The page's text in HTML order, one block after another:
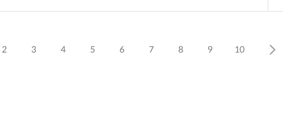
2 3 4 5 6 7 8 9 10